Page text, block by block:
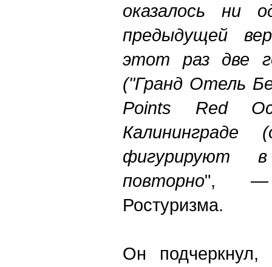
оказалось ни
предыдущей
этот раз две
("Гранд Отель
Points Red
фигурируют
повторно", —
Ростуризма.
Он подчеркнул,